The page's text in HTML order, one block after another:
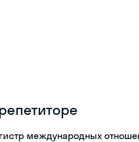
международных